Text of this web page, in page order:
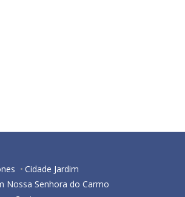
Cidade Jardim
Nossa Senhora do Carmo